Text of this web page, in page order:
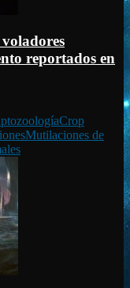
reportados en
Crop
Mutilaciones de